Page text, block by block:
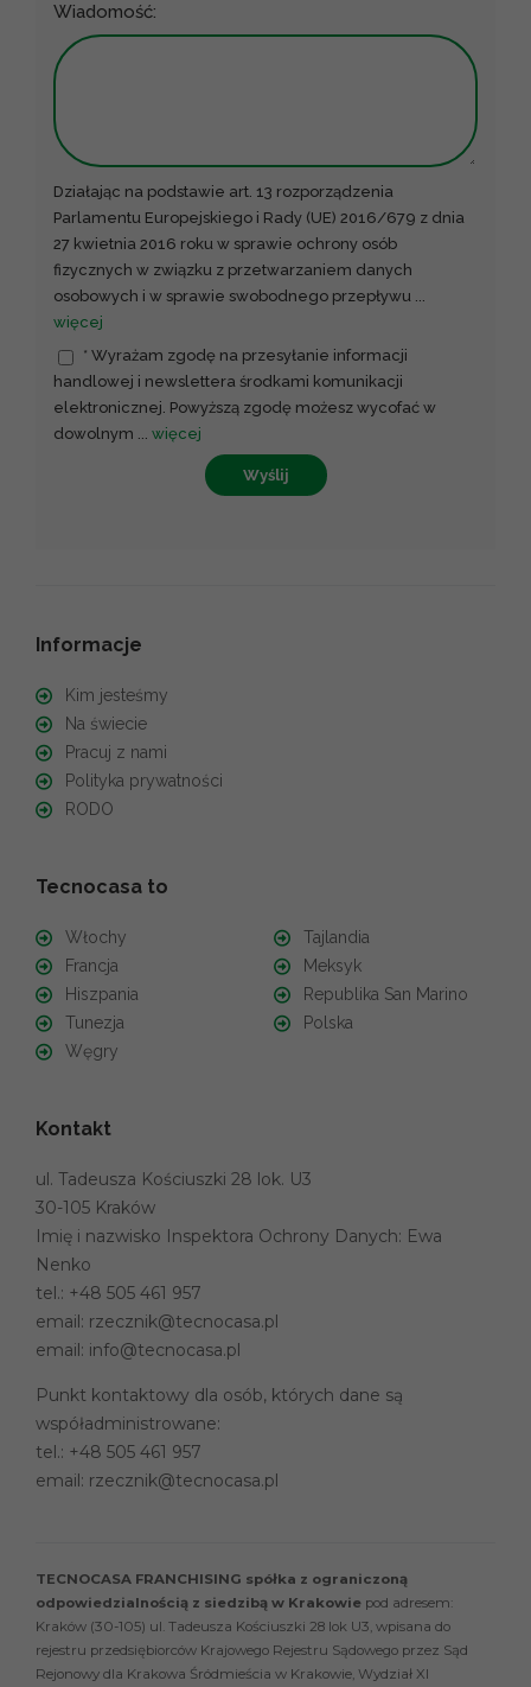
Wiadomość:
Działając na podstawie art. 13 rozporządzenia
Parlamentu Europejskiego i Rady (UE) 2016/679 z dnia
27 kwietnia 2016 roku w sprawie ochrony osób
fizycznych w związku z przetwarzaniem danych
osobowych i w sprawie swobodnego przepływu ...
więcej
* Wyrażam zgodę na przesyłanie informacji
handlowej i newslettera środkami komunikacji
elektronicznej. Powyższą zgodę możesz wycofać w
dowolnym ... więcej
Wyślij
Informacje
Kim jesteśmy
Na świecie
Pracuj z nami
Polityka prywatności
RODO
Tecnocasa to
Włochy
Francja
Hiszpania
Tunezja
Węgry
Tajlandia
Meksyk
Republika San Marino
Polska
Kontakt
ul. Tadeusza Kościuszki 28 lok. U3
30-105 Kraków
Imię i nazwisko Inspektora Ochrony Danych: Ewa
Nenko
tel.: +48 505 461 957
email: rzecznik@tecnocasa.pl
email: info@tecnocasa.pl
Punkt kontaktowy dla osób, których dane są
współadministrowane:
tel.: +48 505 461 957
email: rzecznik@tecnocasa.pl
TECNOCASA FRANCHISING spółka z ograniczoną
odpowiedzialnością z siedzibą w Krakowie pod adresem:
Kraków (30-105) ul. Tadeusza Kościuszki 28 lok U3, wpisana do
rejestru przedsiębiorców Krajowego Rejestru Sądowego przez Sąd
Rejonowy dla Krakowa Śródmieścia w Krakowie, Wydział XI